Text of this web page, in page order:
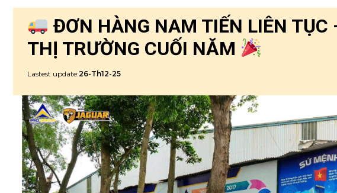
ĐƠN HÀNG NAM TIẾN LIÊN TỤC
THỊ TRƯỜNG CUỐI NĂM
Lastest update:26-Th12-25